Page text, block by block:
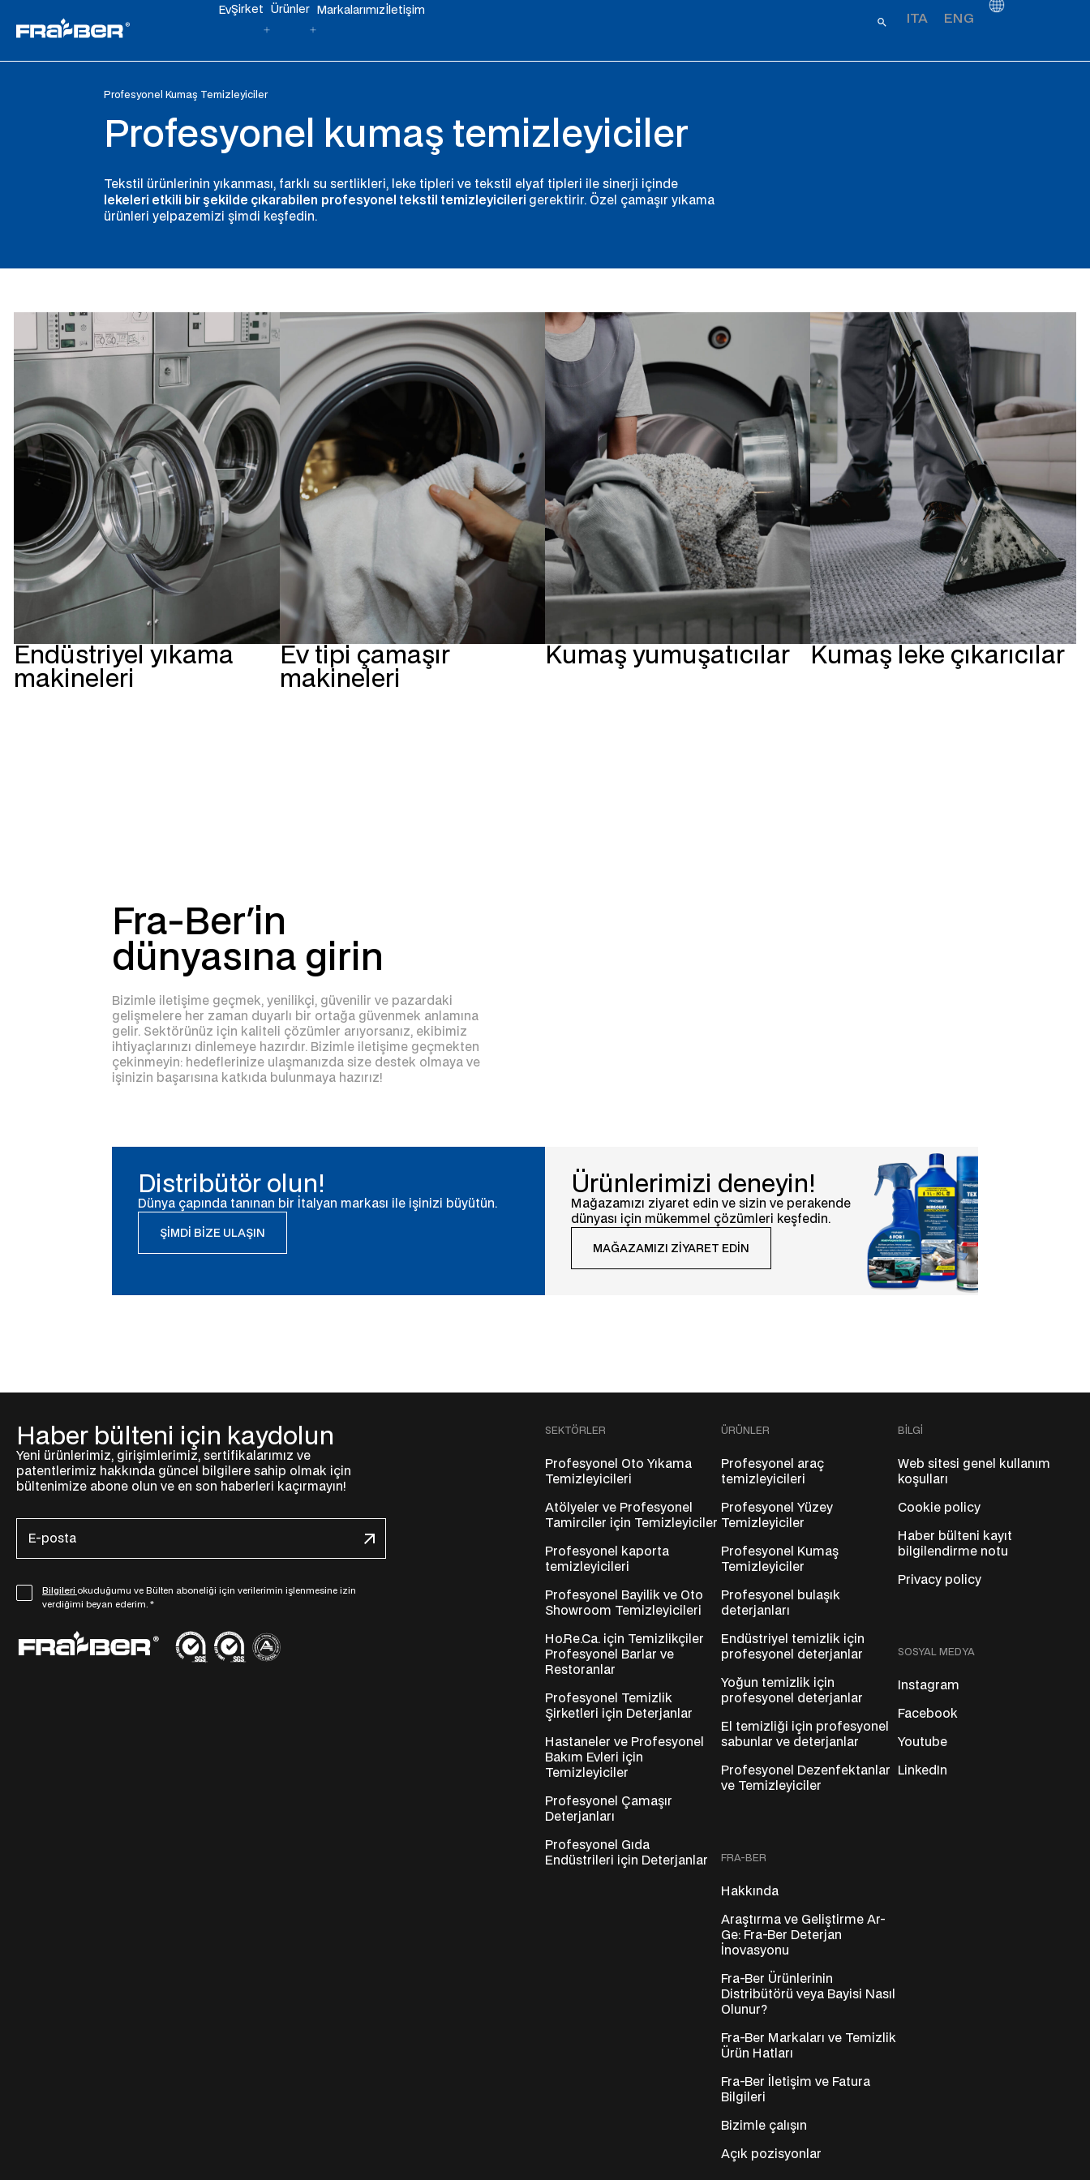
EvŞirket Ürünler Markalarımız İletişim
ITA ENG
Profesyonel Kumaş Temizleyiciler
Profesyonel kumaş temizleyiciler
Tekstil ürünlerinin yıkanması, farklı su sertlikleri, leke tipleri ve tekstil elyaf tipleri ile sinerji içinde
lekeleri etkili bir şekilde çıkarabilen profesyonel tekstil temizleyicileri gerektirir. Özel çamaşır yıkama
ürünleri yelpazemizi şimdi keşfedin.
Endüstriyel yıkama
makineleri
Ev tipi çamaşır
makineleri
Kumaş yumuşatıcılar Kumaş leke çıkarıcılar
Fra-Ber'in
dünyasına girin
Bizimle iletişime geçmek, yenilikçi, güvenilir ve pazardaki
gelişmelere her zaman duyarlı bir ortağa güvenmek anlamına
gelir. Sektörünüz için kaliteli çözümler arıyorsanız, ekibimiz
ihtiyaçlarınızı dinlemeye hazırdır. Bizimle iletişime geçmekten
çekinmeyin: hedeflerinize ulaşmanızda size destek olmaya ve
işinizin başarısına katkıda bulunmaya hazırız!
Distribütör olun!
Dünya çapında tanınan bir İtalyan markası ile işinizi büyütün.
ŞIMDI BIZE ULAŞIN
Ürünlerimizi deneyin!
Mağazamızı ziyaret edin ve sizin ve perakende
dünyası için mükemmel çözümleri keşfedin.
MAĞAZAMIZI ZIYARET EDIN
Haber bülteni için kaydolun
Yeni ürünlerimiz, girişimlerimiz, sertifikalarımız ve
patentlerimiz hakkında güncel bilgilere sahip olmak için
bültenimize abone olun ve en son haberleri kaçırmayın!
p
G
R
S
Bilgileri okuduğumu ve Bülten aboneliği için verilerimin işlenmesine izin
verdiğimi beyan ederim. *
SEKTÖRLER
Profesyonel Oto Yıkama
Temizleyicileri
Atölyeler ve Profesyonel
Tamirciler için Temizleyiciler
Profesyonel kaporta
temizleyicileri
Profesyonel Bayilik ve Oto
Showroom Temizleyicileri
Ho.Re.Ca. için Temizlikçiler
Profesyonel Barlar ve
Restoranlar
Profesyonel Temizlik
Şirketleri için Deterjanlar
Hastaneler ve Profesyonel
Bakım Evleri için
Temizleyiciler
Profesyonel Çamaşır
Deterjanları
Profesyonel Gıda
Endüstrileri için Deterjanlar
ÜRÜNLER
Profesyonel araç
temizleyicileri
Profesyonel Yüzey
Temizleyiciler
Profesyonel Kumaş
Temizleyiciler
Profesyonel bulaşık
deterjanları
Endüstriyel temizlik için
profesyonel deterjanlar
Yoğun temizlik için
profesyonel deterjanlar
El temizliği için profesyonel
sabunlar ve deterjanlar
Profesyonel Dezenfektanlar
ve Temizleyiciler
FRA-BER
Hakkında
Araştırma ve Geliştirme Ar-
Ge: Fra-Ber Deterjan
İnovasyonu
Fra-Ber Ürünlerinin
Distribütörü veya Bayisi Nasıl
Olunur?
Fra-Ber Markaları ve Temizlik
Ürün Hatları
Fra-Ber İletişim ve Fatura
Bilgileri
Bizimle çalışın
Açık pozisyonlar
BILGI
Web sitesi genel kullanım
koşulları
Cookie policy
Haber bülteni kayıt
bilgilendirme notu
Privacy policy
SOSYAL MEDYA
Instagram
Facebook
Youtube
LinkedIn